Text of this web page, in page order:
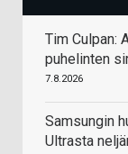
Tim Culpan:
puhelinten
7.8.2026
Samsungin
Ultrasta